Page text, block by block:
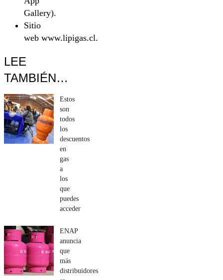
Gallery).
Sitio
web www.lipigas.cl.
LEE
TAMBIÉN…
Estos
son
todos
los
descuentos
en
gas
a
los
que
puedes
acceder
ENAP
anuncia
que
más
distribuidores